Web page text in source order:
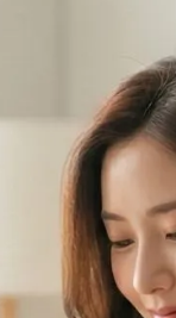
方式食用清淡飲
，以幫助腸胃道
手，並避免接觸